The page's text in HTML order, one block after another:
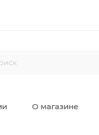
О магазине